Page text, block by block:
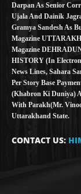
Darpan As Senior
Ujala And Dainik
Gramya Sandesh As
Magazine
Magazine
HISTORY (in
News Lines, Sahara
Per Story Base
(Khabron Ki Duniya)
With Parakh(Mr.
Uttarakhand State.
CONTACT US: